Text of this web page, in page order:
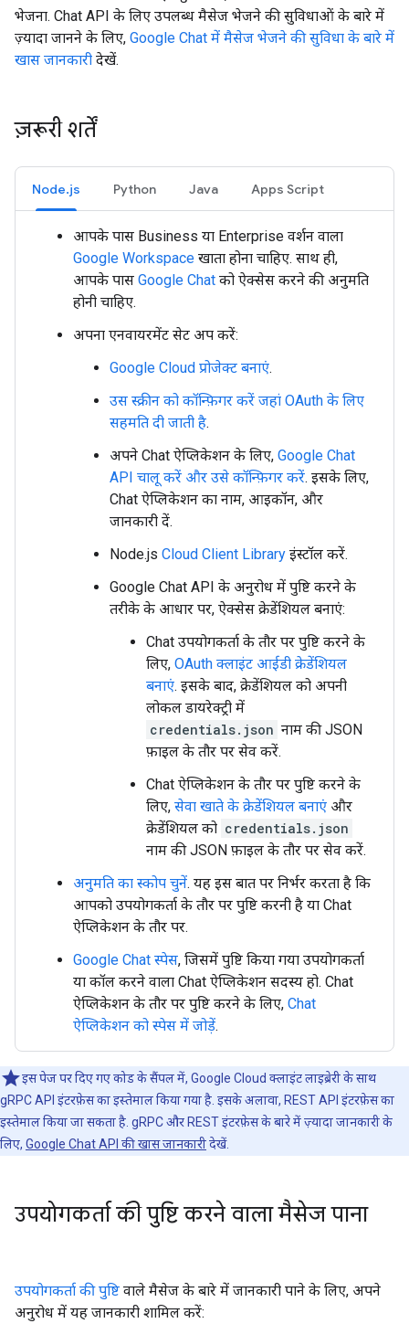
भेजना. Chat API के लिए उपलब्ध मैसेज भेजने की सुविधाओं के बारे में
ज़्यादा जानने के लिए, Google Chat में मैसेज भेजने की सुविधा के बारे में
खास जानकारी देखें.
ज़रूरी शर्तें
Node.js Python Java Apps Script
आपके पास Business या Enterprise वर्शन वाला
Google Workspace खाता होना चाहिए. साथ ही,
आपके पास Google Chat को ऐक्सेस करने की अनुमति
होनी चाहिए.
अपना एनवायरमेंट सेट अप करें:
Google Cloud प्रोजेक्ट बनाएं.
उस स्क्रीन को कॉन्फ़िगर करें जहां OAuth के लिए
सहमति दी जाती है.
अपने Chat ऐप्लिकेशन के लिए, Google Chat
API चालू करें और उसे कॉन्फ़िगर करें. इसके लिए,
Chat ऐप्लिकेशन का नाम, आइकॉन, और
जानकारी दें.
Node.js Cloud Client Library इंस्टॉल करें.
Google Chat API के अनुरोध में पुष्टि करने के
तरीके के आधार पर, ऐक्सेस क्रेडेंशियल बनाएं:
Chat उपयोगकर्ता के तौर पर पुष्टि करने के
लिए, OAuth क्लाइंट आईडी क्रेडेंशियल
बनाएं. इसके बाद, क्रेडेंशियल को अपनी
लोकल डायरेक्ट्री में
credentials.json नाम की JSON
फ़ाइल के तौर पर सेव करें.
Chat ऐप्लिकेशन के तौर पर पुष्टि करने के
लिए, सेवा खाते के क्रेडेंशियल बनाएं और
क्रेडेंशियल को credentials.json
नाम की JSON फ़ाइल के तौर पर सेव करें.
अनुमति का स्कोप चुनें. यह इस बात पर निर्भर करता है कि
आपको उपयोगकर्ता के तौर पर पुष्टि करनी है या Chat
ऐप्लिकेशन के तौर पर.
Google Chat स्पेस, जिसमें पुष्टि किया गया उपयोगकर्ता
या कॉल करने वाला Chat ऐप्लिकेशन सदस्य हो. Chat
ऐप्लिकेशन के तौर पर पुष्टि करने के लिए, Chat
ऐप्लिकेशन को स्पेस में जोड़ें.
इस पेज पर दिए गए कोड के सैंपल में, Google Cloud क्लाइंट लाइब्रेरी के साथ
gRPC API इंटरफ़ेस का इस्तेमाल किया गया है. इसके अलावा, REST API इंटरफ़ेस का
इस्तेमाल किया जा सकता है. gRPC और REST इंटरफ़ेस के बारे में ज़्यादा जानकारी के
लिए, Google Chat API की खास जानकारीदेखें.
उपयोगकर्ता की पुष्टि करने वाला मैसेज पाना
उपयोगकर्ता की पुष्टि वाले मैसेज के बारे में जानकारी पाने के लिए, अपने
अनुरोध में यह जानकारी शामिल करें: